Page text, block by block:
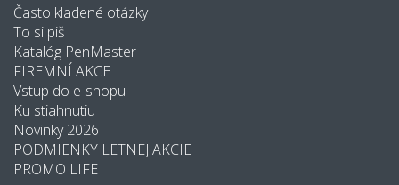
Často kladené otázky
To si piš
Katalóg PenMaster
FIREMNÍ AKCE
Vstup do e-shopu
Ku stiahnutiu
Novinky 2026
PODMIENKY LETNEJ AKCIE
PROMO LIFE